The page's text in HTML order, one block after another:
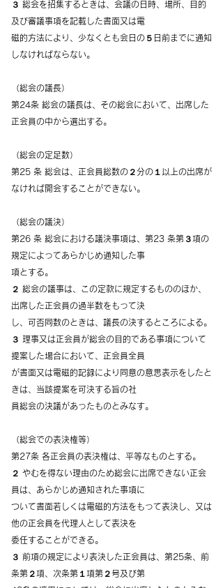
３ 総会を招集するときは、会議の日時、場所、目的
及び審議事項を記載した書面又は電
磁的方法により、少なくとも会日の５日前までに通知
しなければならない。
（総会の議長）
第24条 総会の議長は、その総会において、出席した
正会員の中から選出する。
（総会の定足数）
第25 条 総会は、正会員総数の２分の１以上の出席が
なければ開会することができない。
（総会の議決）
第26 条 総会における議決事項は、第23 条第３項の
規定によってあらかじめ通知した事
項とする。
２ 総会の議事は、この定款に規定するもののほか、
出席した正会員の過半数をもって決
し、可否同数のときは、議長の決するところによる。
３ 理事又は正会員が総会の目的である事項について
提案した場合において、正会員全員
が書面又は電磁的記録により同意の意思表示をしたと
きは、当該提案を可決する旨の社
員総会の決議があったものとみなす。
（総会での表決権等）
第27条 各正会員の表決権は、平等なものとする。
２ やむを得ない理由のため総会に出席できない正会
員は、あらかじめ通知された事項に
ついて書面若しくは電磁的方法をもって表決し、又は
他の正会員を代理人として表決を
委任することができる。
３ 前項の規定により表決した正会員は、第25条、前
条第２項、次条第１項第２号及び第